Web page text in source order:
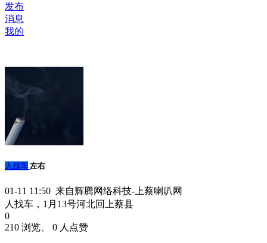
发布
消息
我的
人找车 左右
01-11 11:50 来自辉腾网络科技-上蔡喇叭网
人找车，1月13号河北回上蔡县
0
210 浏览、 0 人点赞